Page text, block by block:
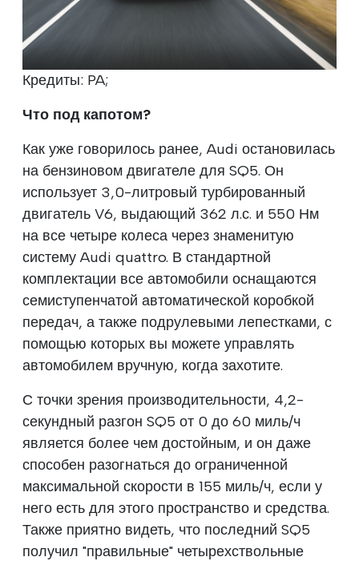
Кредиты: PA;
Что под капотом?
Как уже говорилось ранее, Audi остановилась
на бензиновом двигателе для SQ5. Он
использует 3,0-литровый турбированный
двигатель V6, выдающий 362 л.с. и 550 Нм
на все четыре колеса через знаменитую
систему Audi quattro. В стандартной
комплектации все автомобили оснащаются
семиступенчатой автоматической коробкой
передач, а также подрулевыми лепестками, с
помощью которых вы можете управлять
автомобилем вручную, когда захотите.
С точки зрения производительности, 4,2-
секундный разгон SQ5 от 0 до 60 миль/ч
является более чем достойным, и он даже
способен разогнаться до ограниченной
максимальной скорости в 155 миль/ч, если у
него есть для этого пространство и средства.
Также приятно видеть, что последний SQ5
получил "правильные" четырехствольные